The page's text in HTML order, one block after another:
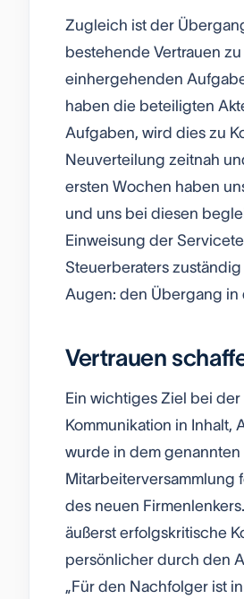
Zugleich ist der
bestehende Vertrauen
einhergehenden
haben die beteiligten
Aufgaben, wird dies zu
Neuverteilung zeitnah
ersten Wochen haben
und uns bei diesen
Einweisung der
Steuerberaters
Augen: den Übergang in
Vertrauen
Ein wichtiges Ziel bei
Kommunikation in Inhalt,
wurde in dem genannten
Mitarbeiterversammlung
des neuen
äußerst erfolgskritische
persönlicher durch den
„Für den Nachfolger ist